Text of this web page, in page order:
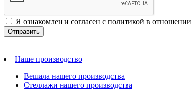
Я ознакомлен и согласен с политикой в отношении
Наше производство
Вешала нашего производства
Стеллажи нашего производства